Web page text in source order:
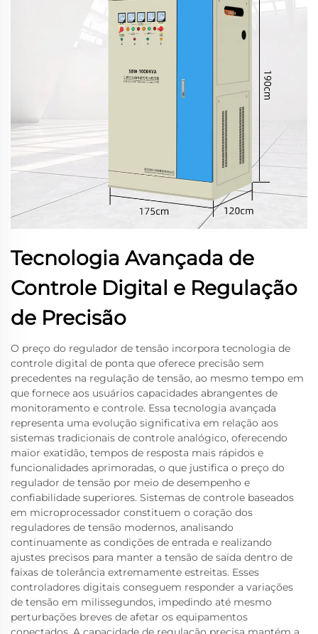
Tecnologia Avançada de
Controle Digital e Regulação
de Precisão
O preço do regulador de tensão incorpora tecnologia de
controle digital de ponta que oferece precisão sem
precedentes na regulação de tensão, ao mesmo tempo em
que fornece aos usuários capacidades abrangentes de
monitoramento e controle. Essa tecnologia avançada
representa uma evolução significativa em relação aos
sistemas tradicionais de controle analógico, oferecendo
maior exatidão, tempos de resposta mais rápidos e
funcionalidades aprimoradas, o que justifica o preço do
regulador de tensão por meio de desempenho e
confiabilidade superiores. Sistemas de controle baseados
em microprocessador constituem o coração dos
reguladores de tensão modernos, analisando
continuamente as condições de entrada e realizando
ajustes precisos para manter a tensão de saída dentro de
faixas de tolerância extremamente estreitas. Esses
controladores digitais conseguem responder a variações
de tensão em milissegundos, impedindo até mesmo
perturbações breves de afetar os equipamentos